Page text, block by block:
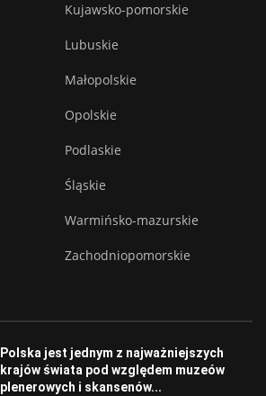
Kujawsko-pomorskie
Lubuskie
Małopolskie
Opolskie
Podlaskie
Śląskie
Warmińsko-mazurskie
Zachodniopomorskie
Polska jest jednym z najważniejszych
krajów świata pod względem muzeów
plenerowych i skansenów...